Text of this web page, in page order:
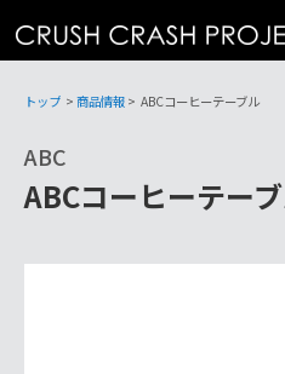
テ
トップ > 商品情報> ABCコーヒーテーブル
ABC
ABCコーヒーテー